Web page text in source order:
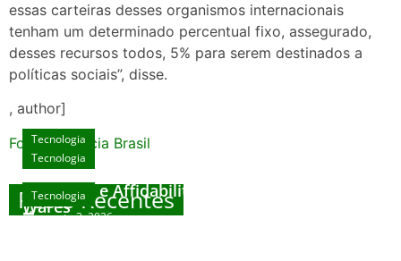
essas carteiras desses organismos internacionais
tenham um determinado percentual fixo, assegurado,
desses recursos todos, 5% para serem destinados a
políticas sociais”, disse.
, author]
Fonte: Agencia Brasil
Posts Recentes
Tecnologia
Unlock Exclusive Rewards at The Big Dog
House
agosto 3, 2026
Tecnologia
Sicurezza e Affidabilità di Mr Nulls Wicked
Wares
Tecnologia
Tecnologia